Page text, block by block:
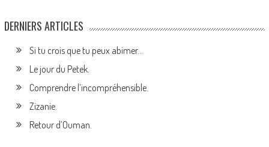
DERNIERS ARTICLES
Si tu crois que tu peux abimer…
Le jour du Petek.
Comprendre l’incompréhensible.
Zizanie.
Retour d’Ouman.